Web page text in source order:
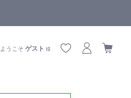
ようこそゲスト 様